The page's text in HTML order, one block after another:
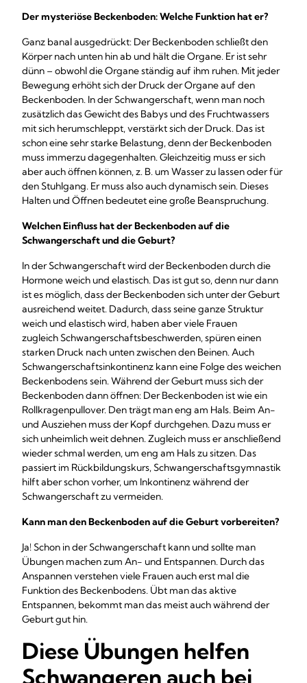
Der mysteriöse Beckenboden: Welche Funktion hat er?
Ganz banal ausgedrückt: Der Beckenboden schließt den
Körper nach unten hin ab und hält die Organe. Er ist sehr
dünn – obwohl die Organe ständig auf ihm ruhen. Mit jeder
Bewegung erhöht sich der Druck der Organe auf den
Beckenboden. In der Schwangerschaft, wenn man noch
zusätzlich das Gewicht des Babys und des Fruchtwassers
mit sich herumschleppt, verstärkt sich der Druck. Das ist
schon eine sehr starke Belastung, denn der Beckenboden
muss immerzu dagegenhalten. Gleichzeitig muss er sich
aber auch öffnen können, z. B. um Wasser zu lassen oder für
den Stuhlgang. Er muss also auch dynamisch sein. Dieses
Halten und Öffnen bedeutet eine große Beanspruchung.
Welchen Einfluss hat der Beckenboden auf die
Schwangerschaft und die Geburt?
In der Schwangerschaft wird der Beckenboden durch die
Hormone weich und elastisch. Das ist gut so, denn nur dann
ist es möglich, dass der Beckenboden sich unter der Geburt
ausreichend weitet. Dadurch, dass seine ganze Struktur
weich und elastisch wird, haben aber viele Frauen
zugleich Schwangerschaftsbeschwerden, spüren einen
starken Druck nach unten zwischen den Beinen. Auch
Schwangerschaftsinkontinenz kann eine Folge des weichen
Beckenbodens sein. Während der Geburt muss sich der
Beckenboden dann öffnen: Der Beckenboden ist wie ein
Rollkragenpullover. Den trägt man eng am Hals. Beim An-
und Ausziehen muss der Kopf durchgehen. Dazu muss er
sich unheimlich weit dehnen. Zugleich muss er anschließend
wieder schmal werden, um eng am Hals zu sitzen. Das
passiert im Rückbildungskurs, Schwangerschaftsgymnastik
hilft aber schon vorher, um Inkontinenz während der
Schwangerschaft zu vermeiden.
Kann man den Beckenboden auf die Geburt vorbereiten?
Ja! Schon in der Schwangerschaft kann und sollte man
Übungen machen zum An- und Entspannen. Durch das
Anspannen verstehen viele Frauen auch erst mal die
Funktion des Beckenbodens. Übt man das aktive
Entspannen, bekommt man das meist auch während der
Geburt gut hin.
Diese Übungen helfen
Schwangeren auch bei